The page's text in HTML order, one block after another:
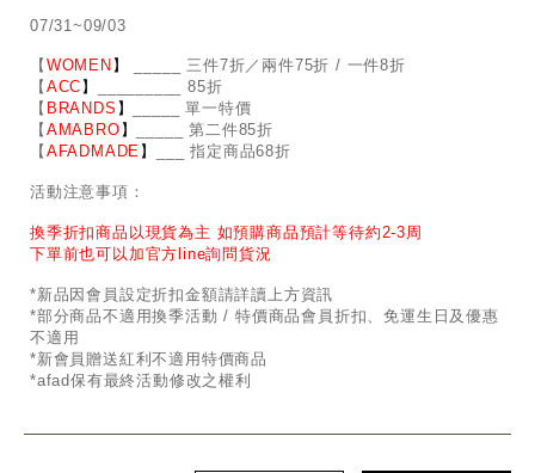
07/31~09/03
【 WOMEN 】
___ 三件7折／兩件75折 / 一件8折
【 ACC 】
____ 85折
【 BRANDS 】
_ 單一特價
【 AMABRO 】
_ 第二件85折
【 AFADMADE 】 ___ 指定商品68折
活動注意事項：
換季折扣商品以現貨為主 如預購商品預計等待約2-3周
下單前也可以加官方line詢問貨況
*新品因會員設定折扣金額請詳讀上方資訊
*部分商品不適用換季活動 / 特價商品會員折扣、免運生日及優惠
不適用
*新會員贈送紅利不適用特價商品
*afad保有最終活動修改之權利